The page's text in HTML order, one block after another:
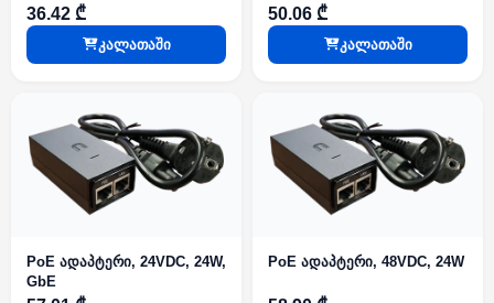
6x12V/9AH, +36V -
აკუმულატორების გარეშე
36.42 ₾
კალათაში
12x12V/9AH, +72V -
აკუმულატორების გარეშე
50.06 ₾
კალათაში
PoE ადაპტერი, 24VDC, 24W,
GbE
PoE ადაპტერი, 48VDC, 24W